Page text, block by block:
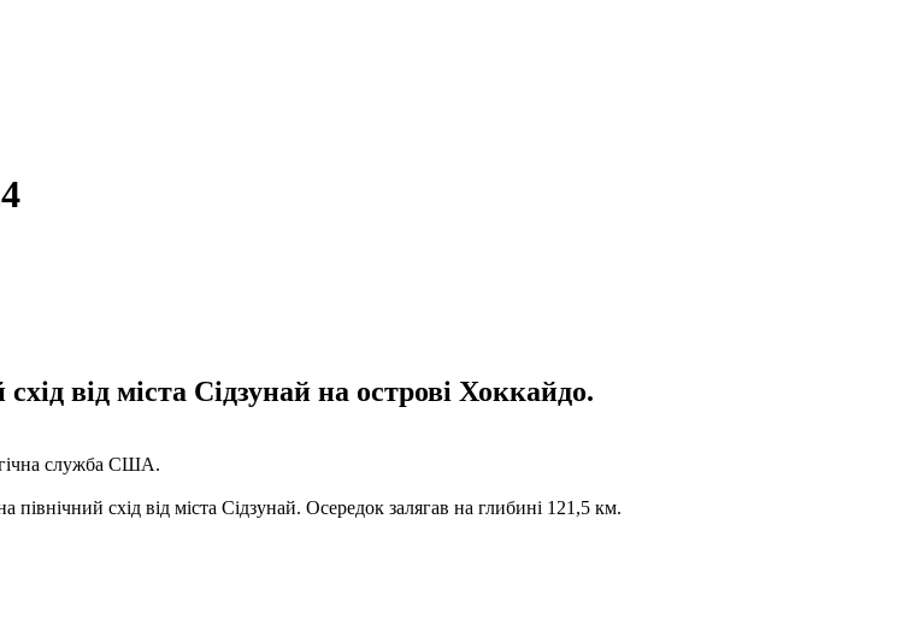
від міста Сідзунай на острові Хоккайдо.
служба США.
схід від міста Сідзунай. Осередок залягав на глибині 121,5 км.